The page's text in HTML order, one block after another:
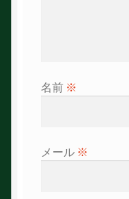
名前 ※
メール ※